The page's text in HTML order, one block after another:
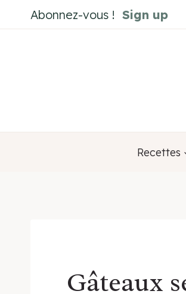
au
Abonnez-vous ! Sign up
Recettes
Gâteaux